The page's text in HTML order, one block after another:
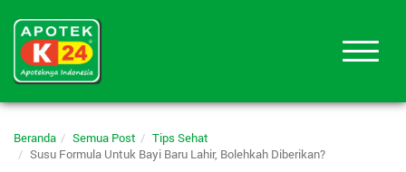
Beranda Semua Post
Tips Sehat
Susu Formula Untuk Bayi Baru Lahir, Bolehkah Diberikan?